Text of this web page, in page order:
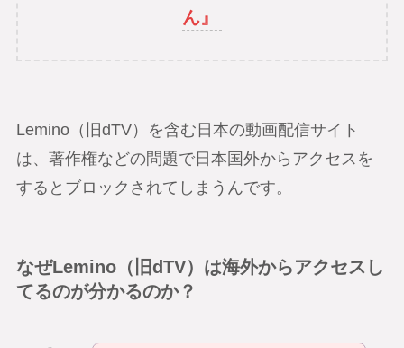
ん』
Lemino（旧dTV）を含む日本の動画配信サイト
は、著作権などの問題で日本国外からアクセスを
するとブロックされてしまうんです。
なぜLemino（旧dTV）は海外からアクセスし
てるのが分かるのか？